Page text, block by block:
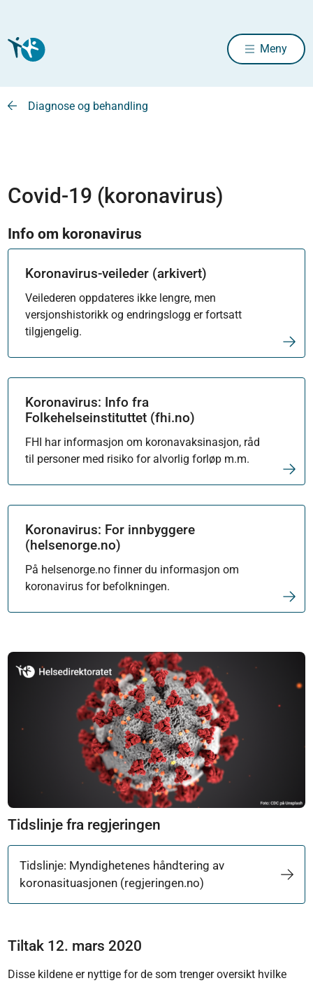
Meny
Diagnose og behandling
Covid-19 (koronavirus)
Info om koronavirus
Koronavirus-veileder (arkivert)
Veilederen oppdateres ikke lengre, men
versjonshistorikk og endringslogg er fortsatt
tilgjengelig.
Koronavirus: Info fra
Folkehelseinstituttet (fhi.no)
FHI har informasjon om koronavaksinasjon, råd
til personer med risiko for alvorlig forløp m.m.
Koronavirus: For innbyggere
(helsenorge.no)
På helsenorge.no finner du informasjon om
koronavirus for befolkningen.
Tidslinje fra regjeringen
Tidslinje: Myndighetenes håndtering av
koronasituasjonen (regjeringen.no)
Tiltak 12. mars 2020
Disse kildene er nyttige for de som trenger oversikt hvilke